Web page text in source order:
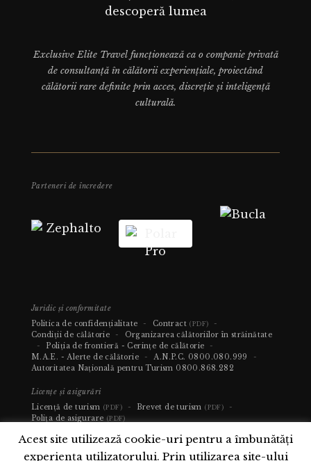
Exclusive Elite Travel funcționează ca o companie privată
de consultanță în călătorii experiențiale, proiectând
călătorii rare definite prin acces, discreție și inteligență
culturală.
Parteneri de încredere
Juridic și conformitate
Politica de confidențialitate
- Contract (PDF)
-
Condiții de călătorie
-
Organizarea călătoriilor în străinătate
-
Poliția de frontieră - Cerințe de călătorie
-
M.A.E. - Alerte de călătorie
- A.N.P.C. 0800.080.999
-
Autoritatea Națională pentru Turism 0800.868.282
Licențe și asigurări
Licență de turism (PDF) - Brevet de turism (PDF)
-
Polița de asigurare (PDF)
Acest site utilizează cookie-uri pentru a îmbunătăți
experiența utilizatorului. Prin utilizarea site-ului